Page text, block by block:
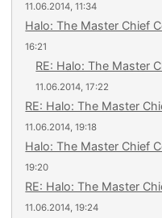
11.06.2014, 11:34
Halo: The Master Chief
16:21
RE: Halo: The Master
11.06.2014, 17:22
RE: Halo: The Master
11.06.2014, 19:18
Halo: The Master Chief
19:20
RE: Halo: The Master
11.06.2014, 19:24